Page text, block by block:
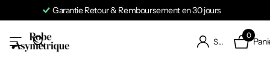
Garantie Retour & Remboursement en 30 jours
S'identifier
0